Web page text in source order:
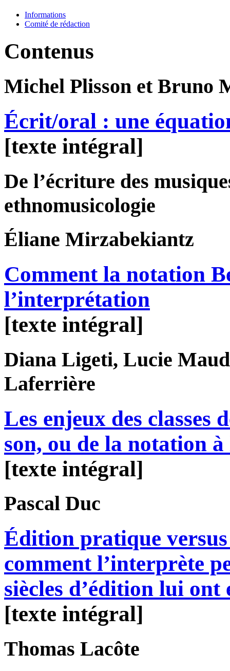
Informations
Comité de rédaction
Contenus
Michel Plisson et Bruno
Écrit/oral : une
[texte intégral]
De l’écriture des
ethnomusicologie
Éliane Mirzabekiantz
Comment la notation
l’interprétation
[texte intégral]
Diana Ligeti, Lucie
Laferrière
Les enjeux des classes
son, ou de la notation
[texte intégral]
Pascal Duc
Édition pratique
comment l’interprète
siècles d’édition lui ont
[texte intégral]
Thomas Lacôte